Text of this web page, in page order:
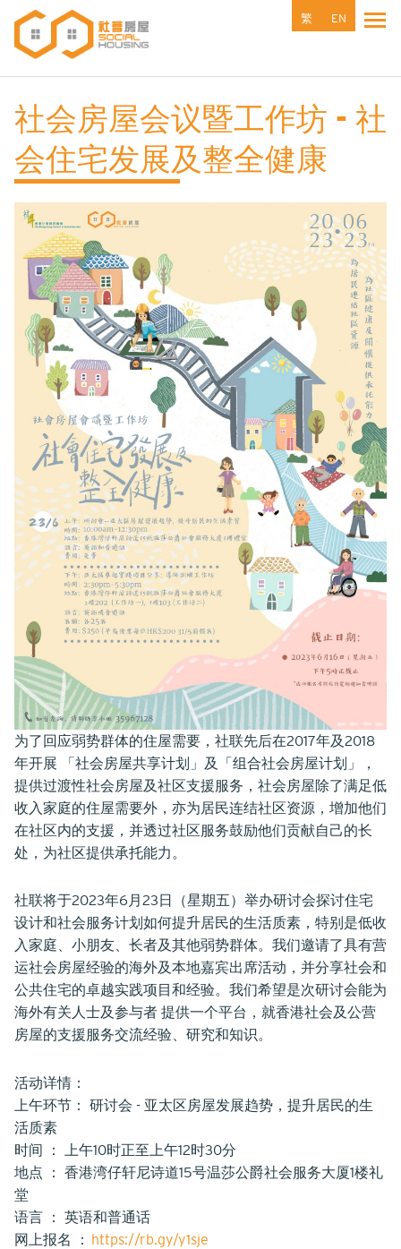
主
繁 EN
社会房屋会议暨工作坊 - 社
会住宅发展及整全健康
Featured Image
为了回应弱势群体的住屋需要，社联先后在2017年及2018
年开展 「社会房屋共享计划」及「组合社会房屋计划」，
提供过渡性社会房屋及社区支援服务，社会房屋除了满足低
收入家庭的住屋需要外，亦为居民连结社区资源，增加他们
在社区内的支援，并透过社区服务鼓励他们贡献自己的长
处，为社区提供承托能力。
社联将于2023年6月23日（星期五）举办研讨会探讨住宅
设计和社会服务计划如何提升居民的生活质素，特别是低收
入家庭、小朋友、长者及其他弱势群体。我们邀请了具有营
运社会房屋经验的海外及本地嘉宾出席活动，并分享社会和
公共住宅的卓越实践项目和经验。我们希望是次研讨会能为
海外有关人士及参与者 提供一个平台，就香港社会及公营
房屋的支援服务交流经验、研究和知识。
活动详情：
上午环节： 研讨会 - 亚太区房屋发展趋势，提升居民的生
活质素
时间 ： 上午10时正至上午12时30分
地点 ： 香港湾仔轩尼诗道15号温莎公爵社会服务大厦1楼礼
堂
语言 ： 英语和普通话
网上报名 ： https://rb.gy/y1sje